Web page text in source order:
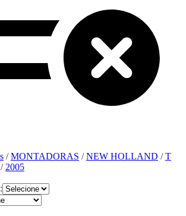
/MONTADORAS /NEW HOLLAND /T
/2005